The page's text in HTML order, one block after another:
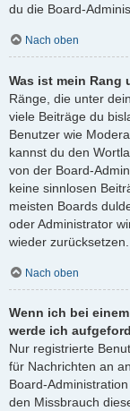
du die Board-
Nach oben
Was ist mein Rang
Ränge, die unter
viele Beiträge du
Benutzer wie
kannst du den
von der Board-
keine sinnlosen
meisten Boards
oder Administrator
wieder zurücksetzen.
Nach oben
Wenn ich bei
werde ich
Nur registrierte
für Nachrichten an
Board-
den Missbrauch